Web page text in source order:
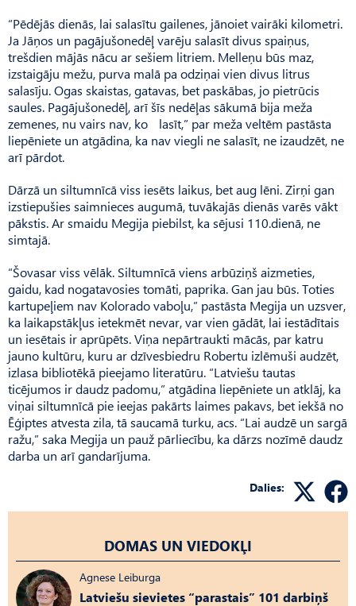
“Pēdējās dienās, lai salasītu gailenes, jānoiet vairāki kilometri.
Ja Jāņos un pagājušonedēļ varēju salasīt divus spaiņus,
trešdien mājās nācu ar sešiem litriem. Melleņu būs maz,
izstaigāju mežu, purva malā pa odziņai vien divus litrus
salasīju. Ogas skaistas, gatavas, bet paskābas, jo pietrūcis
saules. Pagājušonedēļ, arī šīs nedēļas sākumā bija meža
zemenes, nu vairs nav, ko lasīt,” par meža veltēm pastāsta
liepēniete un atgādina, ka nav viegli ne salasīt, ne izaudzēt, ne
arī pārdot.
Dārzā un siltumnīcā viss iesēts laikus, bet aug lēni. Zirņi gan
izstiepušies saimnieces augumā, tuvākajās dienās varēs vākt
pākstis. Ar smaidu Megija piebilst, ka sējusi 110.dienā, ne
simtajā.
“Šovasar viss vēlāk. Siltum­nīcā viens arbūziņš aizmeties,
gaidu, kad nogatavosies tomāti, paprika. Gan jau būs. Toties
kartupeļiem nav Kolorado vaboļu,” pastāsta Megija un uzsver,
ka laikapstākļus ietekmēt nevar, var vien gādāt, lai iestādītais
un iesētais ir aprūpēts. Viņa nepārtraukti mācās, par katru
jauno kultūru, kuru ar dzīvesbiedru Robertu izlēmuši audzēt,
izlasa bibliotēkā pieejamo literatūru. “Latviešu tautas
ticējumos ir daudz padomu,” atgādina liepēniete un atklāj, ka
viņai siltumnīcā pie ieejas pakārts laimes pakavs, bet iekšā no
Ēģiptes atvesta zila, tā saucamā turku, acs. “Lai audzē un sargā
ražu,” saka Megija un pauž pārliecību, ka dārzs nozīmē daudz
darba un arī ganda­rījuma.
Dalies:
DOMAS UN VIEDOKĻI
Agnese Leiburga
Latviešu sievietes “parastais” 101 darbiņš